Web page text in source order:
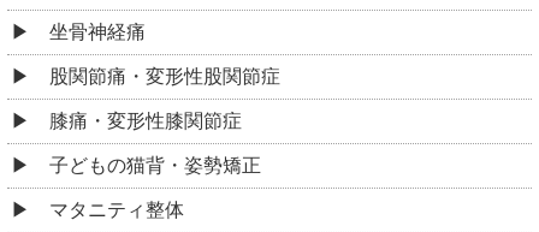
坐骨神経痛
股関節痛・変形性股関節症
膝痛・変形性膝関節症
子どもの猫背・姿勢矯正
マタニティ整体